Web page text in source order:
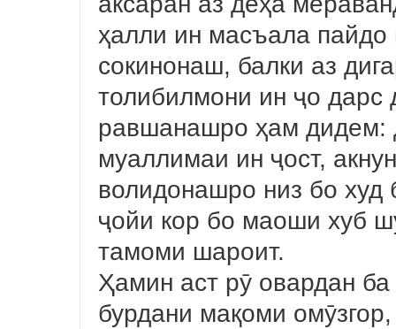
ҳалли ин масъала пайдо
сокинонаш, балки аз
толибилмони ин ҷо дарс
равшанашро ҳам дидем:
муаллимаи ин ҷост,
волидонашро низ бо
ҷойи кор бо маоши хуб
тамоми шароит.
Ҳамин аст рӯ овардан
бурдани мақоми